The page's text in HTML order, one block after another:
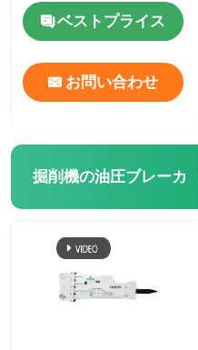
ベストプライス
お問い合わせ
掘削機の油圧ブレーカ